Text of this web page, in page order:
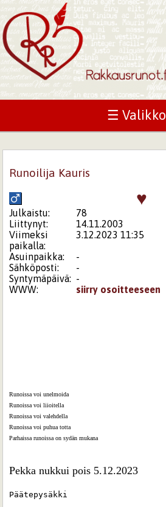
☰ Valikko
Runoilija Kauris
♥
Julkaistu:
78
Liittynyt:
14.11.2003
Viimeksi
paikalla:
3.12.2023 11:35
Asuinpaikka:
-
Sähköposti:
-
Syntymäpäivä: -
WWW:
siirry osoitteeseen
Runoissa voi unelmoida
Runoissa voi liioitella
Runoissa voi valehdella
Runoissa voi puhua totta
Parhaissa runoissa on sydän mukana
Pekka nukkui pois 5.12.2023
Päätepysäkki